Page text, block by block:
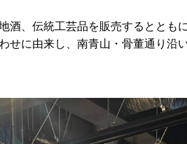
酒、伝統工芸品を販売するとと
せに由来し、南青山・骨董通り沿